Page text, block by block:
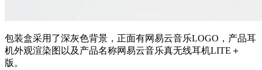
包装盒采用了深灰色背景，正面有网易云音乐LOGO，产品耳
机外观渲染图以及产品名称网易云音乐真无线耳机LITE＋
版。